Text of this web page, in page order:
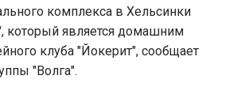
комплекса в Хельсинки
который является домашним
клуба "Йокерит", сообщает
"Волга".